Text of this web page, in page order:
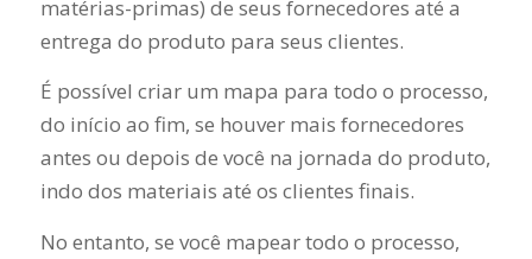
matérias-primas) de seus fornecedores até a
entrega do produto para seus clientes.
É possível criar um mapa para todo o processo,
do início ao fim, se houver mais fornecedores
antes ou depois de você na jornada do produto,
indo dos materiais até os clientes finais.
No entanto, se você mapear todo o processo,